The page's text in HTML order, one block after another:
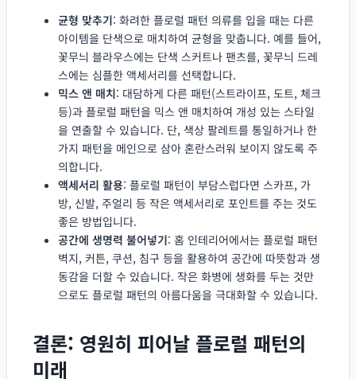
균형 맞추기: 화려한 플로럴 패턴 의류를 입을 때는 다른
아이템을 단색으로 매치하여 균형을 맞춥니다. 예를 들어,
꽃무늬 블라우스에는 단색 스커트나 팬츠를, 꽃무늬 드레
스에는 심플한 액세서리를 선택합니다.
믹스 앤 매치: 대담하게 다른 패턴(스트라이프, 도트, 체크
등)과 플로럴 패턴을 믹스 앤 매치하여 개성 있는 스타일
을 연출할 수 있습니다. 단, 색상 팔레트를 통일하거나 한
가지 패턴을 메인으로 삼아 혼란스러워 보이지 않도록 주
의합니다.
액세서리 활용: 플로럴 패턴이 부담스럽다면 스카프, 가
방, 신발, 주얼리 등 작은 액세서리로 포인트를 주는 것도
좋은 방법입니다.
공간에 생명력 불어넣기: 홈 인테리어에서는 플로럴 패턴
벽지, 커튼, 쿠션, 침구 등을 활용하여 공간에 따뜻함과 생
동감을 더할 수 있습니다. 작은 화병에 생화를 두는 것만
으로도 플로럴 패턴의 아름다움을 극대화할 수 있습니다.
결론: 영원히 피어날 플로럴 패턴의
미래